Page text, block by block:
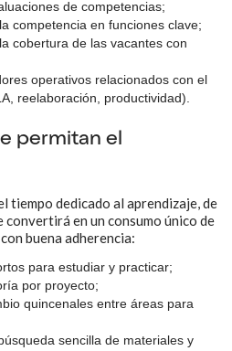
de competencias;
competencia en funciones clave;
cobertura de las vacantes con
operativos relacionados con el
reelaboración, productividad).
permitan el
tiempo dedicado al aprendizaje, de
en un consumo único de
buena adherencia:
para estudiar y practicar;
por proyecto;
quincenales entre áreas para
sencilla de materiales y